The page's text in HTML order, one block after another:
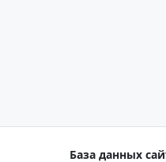
База данных